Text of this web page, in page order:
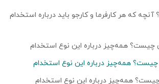
که هر کارفرما و کارجو باید درباره استخدام
‌چیست؟ همه‌چیز درباره این نوع استخدام
چیست؟ همه‌چیز درباره این نوع استخدام
همه‌چیز درباره این نوع استخدام